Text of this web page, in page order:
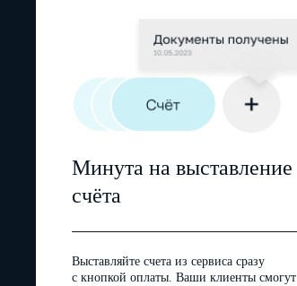
Минута на выставление
счёта
Выставляйте счета из сервиса сразу
с кнопкой оплаты. Ваши клиенты смогут